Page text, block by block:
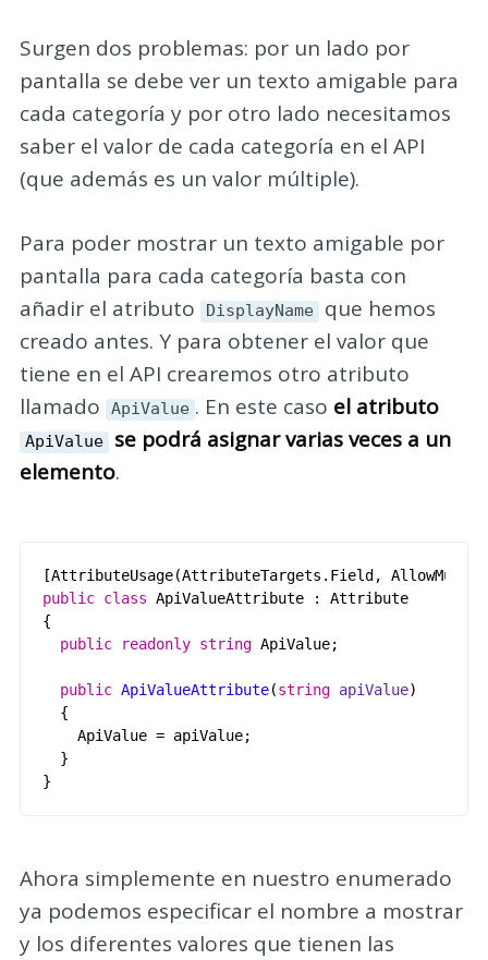
Surgen dos problemas: por un lado por
pantalla se debe ver un texto amigable para
cada categoría y por otro lado necesitamos
saber el valor de cada categoría en el API
(que además es un valor múltiple).
Para poder mostrar un texto amigable por
pantalla para cada categoría basta con
añadir el atributo
DisplayName que hemos
creado antes. Y para obtener el valor que
tiene en el API crearemos otro atributo
llamado
ApiValue . En este caso el atributo
ApiValue se podrá asignar varias veces a un
elemento.
[AttributeUsage(AttributeTargets . Field ,
public class ApiValueAttribute :
Attribute
{
public
readonly string ApiValue;
public ApiValueAttribute(string apiValue)
{
ApiValue = apiValue;
}
}
Ahora simplemente en nuestro enumerado
ya podemos especificar el nombre a mostrar
y los diferentes valores que tienen las